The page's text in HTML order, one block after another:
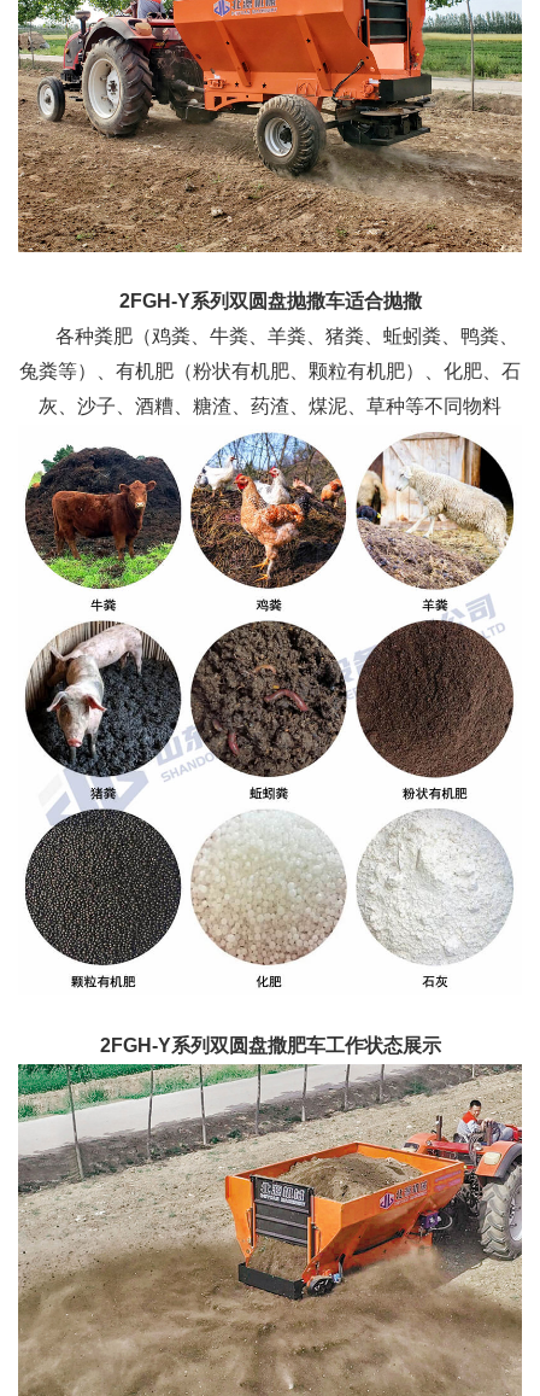
2FGH-Y系列双圆盘抛撒车适合抛撒
各种粪肥（鸡粪、牛粪、羊粪、猪粪、蚯蚓粪、鸭粪、
兔粪等）、有机肥（粉状有机肥、颗粒有机肥）、化肥、石
灰、沙子、酒糟、糖渣、药渣、煤泥、草种等不同物料
2FGH-Y系列双圆盘撒肥车工作状态展示